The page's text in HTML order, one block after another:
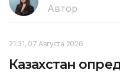
Автор
21:31, 07 Августа 2026
Казахстан